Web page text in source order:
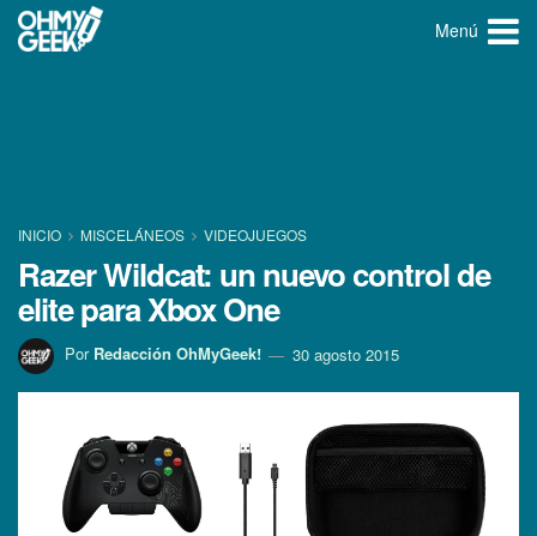
Menú
INICIO MISCELÁNEOS VIDEOJUEGOS
Razer Wildcat: un nuevo control de
elite para Xbox One
Por Redacción OhMyGeek! 30 agosto 2015